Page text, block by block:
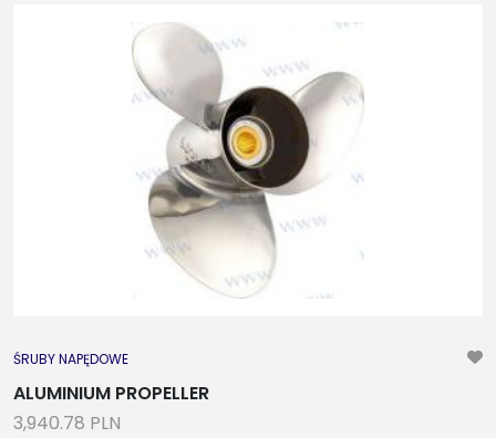
ŚRUBY NAPĘDOWE
ALUMINIUM PROPELLER
3,940.78 PLN